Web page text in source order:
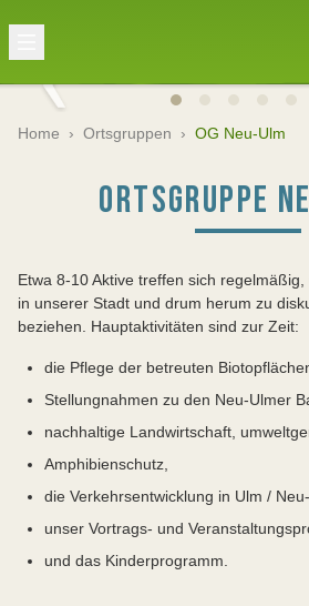
Home › Ortsgruppen › OG Neu-Ulm
ORTSGRUPPE
Etwa 8-10 Aktive treffen sich
in unserer Stadt und drum herum zu
beziehen. Hauptaktivitäten sind zur Zeit:
die Pflege der betreuten
Stellungnahmen zu den Neu-Ulmer
nachhaltige Landwirtschaft,
Amphibienschutz,
die Verkehrsentwicklung in Ulm / Neu-
unser Vortrags- und
und das Kinderprogramm.